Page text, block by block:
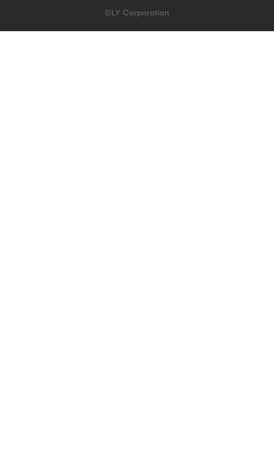
©LY Corporation
このコンテンツは掲載が終了しました | LINE占い